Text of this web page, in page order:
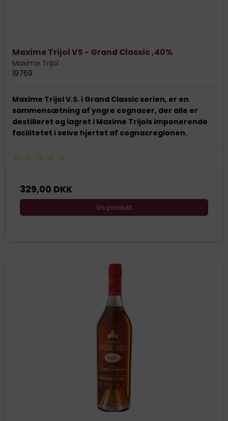
Maxime Trijol VS - Grand Classic ,40%
Maxime Trijol
19769
Maxime Trijol V.S. i Grand Classic serien, er en
sammensætning af yngre cognacer, der alle er
destilleret og lagret i Maxime Trijols imponerende
facilitetet i selve hjertet af cognacregionen.
329,00 DKK
Vis produkt